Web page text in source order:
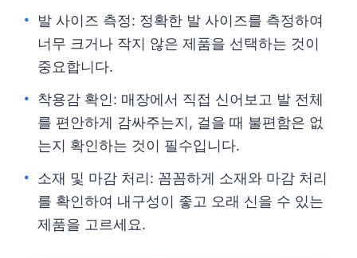
발 사이즈 측정: 정확한 발 사이즈를 측정하여
너무 크거나 작지 않은 제품을 선택하는 것이
중요합니다.
착용감 확인: 매장에서 직접 신어보고 발 전체
를 편안하게 감싸주는지, 걸을 때 불편함은 없
는지 확인하는 것이 필수입니다.
소재 및 마감 처리: 꼼꼼하게 소재와 마감 처리
를 확인하여 내구성이 좋고 오래 신을 수 있는
제품을 고르세요.